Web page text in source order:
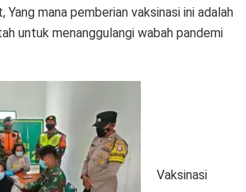
mana pemberian vaksinasi ini adalah
untuk menanggulangi wabah pandemi
Vaksinasi